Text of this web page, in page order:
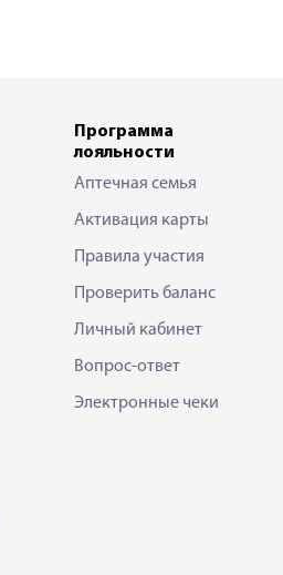
Программа
лояльности
Аптечная семья
Активация карты
Правила участия
Проверить баланс
Личный кабинет
Вопрос-ответ
Электронные чеки